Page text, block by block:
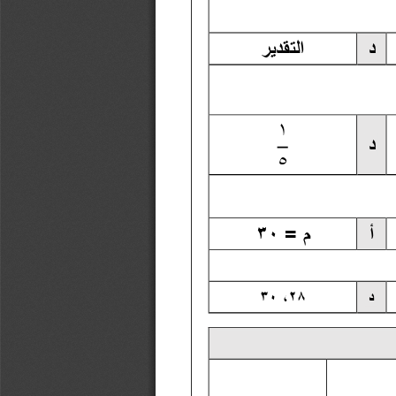
د
التقدير
د
١
٥
أ = م
٣٠
د ٢٨ ، ٣٠